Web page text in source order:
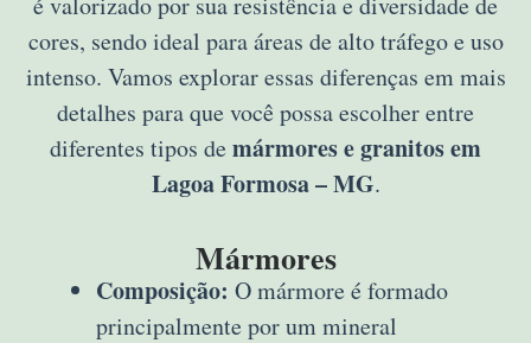
cores, sendo ideal para áreas de alto tráfego e uso
intenso. Vamos explorar essas diferenças em mais
detalhes para que você possa escolher entre
diferentes tipos de mármores e granitos em
Lagoa Formosa – MG.
Mármores
Composição: O mármore é formado
principalmente por um mineral